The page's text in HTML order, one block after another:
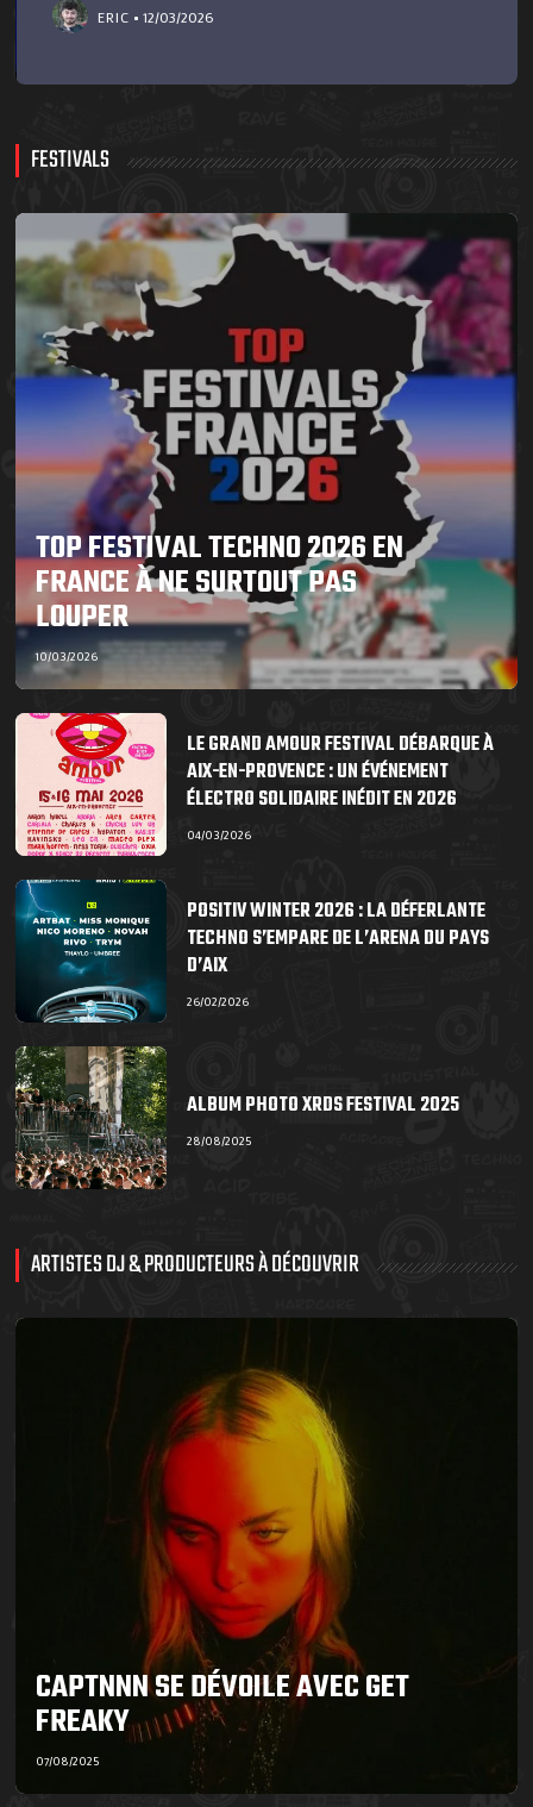
ERIC 12/03/2026
FESTIVALS
TOP FESTIVAL TECHNO 2026 EN
FRANCE À NE SURTOUT PAS
LOUPER
10/03/2026
LE GRAND AMOUR FESTIVAL DÉBARQUE À
AIX-EN-PROVENCE : UN ÉVÉNEMENT
ÉLECTRO SOLIDAIRE INÉDIT EN 2026
04/03/2026
POSITIV WINTER 2026 : LA DÉFERLANTE
TECHNO S’EMPARE DE L’ARENA DU PAYS
D’AIX
26/02/2026
ALBUM PHOTO XRDS FESTIVAL 2025
28/08/2025
ARTISTES DJ & PRODUCTEURS À DÉCOUVRIR
CAPTNNN SE DÉVOILE AVEC GET
FREAKY
07/08/2025